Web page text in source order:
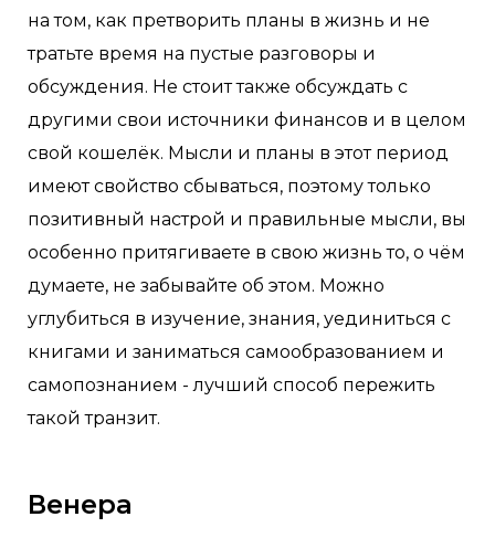
на том, как претворить планы в жизнь и не
тратьте время на пустые разговоры и
обсуждения. Не стоит также обсуждать с
другими свои источники финансов и в целом
свой кошелёк. Мысли и планы в этот период
имеют свойство сбываться, поэтому только
позитивный настрой и правильные мысли, вы
особенно притягиваете в свою жизнь то, о чём
думаете, не забывайте об этом. Можно
углубиться в изучение, знания, уединиться с
книгами и заниматься самообразованием и
самопознанием - лучший способ пережить
такой транзит.
Венера